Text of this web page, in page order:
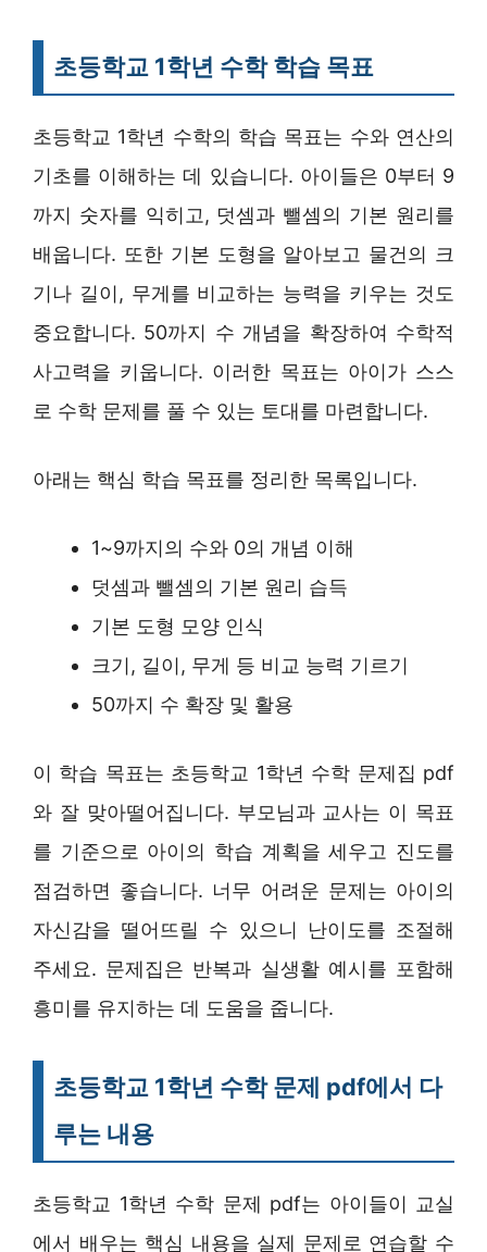
초등학교 1학년 수학 학습 목표
초등학교 1학년 수학의 학습 목표는 수와 연산의
기초를 이해하는 데 있습니다. 아이들은 0부터 9
까지 숫자를 익히고, 덧셈과 뺄셈의 기본 원리를
배웁니다. 또한 기본 도형을 알아보고 물건의 크
기나 길이, 무게를 비교하는 능력을 키우는 것도
중요합니다. 50까지 수 개념을 확장하여 수학적
사고력을 키웁니다. 이러한 목표는 아이가 스스
로 수학 문제를 풀 수 있는 토대를 마련합니다.
아래는 핵심 학습 목표를 정리한 목록입니다.
1~9까지의 수와 0의 개념 이해
덧셈과 뺄셈의 기본 원리 습득
기본 도형 모양 인식
크기, 길이, 무게 등 비교 능력 기르기
50까지 수 확장 및 활용
이 학습 목표는 초등학교 1학년 수학 문제집 pdf
와 잘 맞아떨어집니다. 부모님과 교사는 이 목표
를 기준으로 아이의 학습 계획을 세우고 진도를
점검하면 좋습니다. 너무 어려운 문제는 아이의
자신감을 떨어뜨릴 수 있으니 난이도를 조절해
주세요. 문제집은 반복과 실생활 예시를 포함해
흥미를 유지하는 데 도움을 줍니다.
초등학교 1학년 수학 문제 pdf에서 다
루는 내용
초등학교 1학년 수학 문제 pdf는 아이들이 교실
에서 배우는 핵심 내용을 실제 문제로 연습할 수